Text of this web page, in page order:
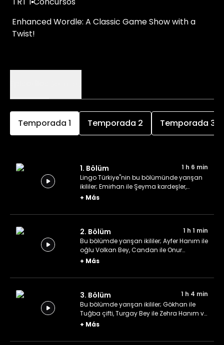
Enhanced Wordle: A Classic Game Show with a
Twist!
Temporada 1 Temporada 2 Temporada 3
1. Bölüm
1 h 6 min
Lingo Türkiye"nin bu bölümünde yarışan
ikililer; Emirhan ile Şeyma kardeşler,
Neslihan ile Mustafa kardeşler ve son
+ Más
2. Bölüm
1 h 1 min
Bu bölümde yarışan ikililer; Ayfer Hanım ile
oğlu Volkan Bey, Candan ile Onur
kardeşler ve gelin-görümce ortaklığıyla
+ Más
3. Bölüm
1 h 4 min
Bu bölümde yarışan ikililer; Gökhan ile
Tuğba çifti, Turgay Bey ile Zehra Hanım ve
Doğukan ile Gülşen kardeşler.
+ Más